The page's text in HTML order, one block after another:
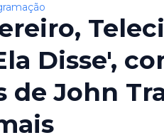
Disse',
de John